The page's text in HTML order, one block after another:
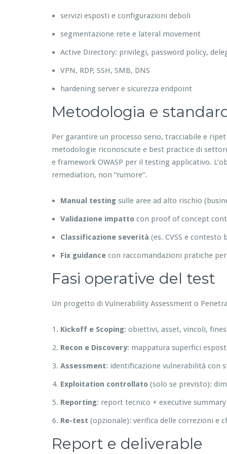
servizi esposti e configurazioni deboli
segmentazione rete e lateral movement
Active Directory: privilegi, password policy,
VPN, RDP, SSH, SMB, DNS
hardening server e sicurezza endpoint
Metodologia e
Per garantire un processo serio, tracciabile e
metodologie riconosciute e best practice di
e framework OWASP per il testing applicativo.
remediation, non “rumore”.
Manual testing sulle aree ad alto rischio
Validazione impatto con proof of concept
Classificazione severità (es. CVSS e contesto
Fix guidance con raccomandazioni pratiche
Fasi operative del test
Un progetto di Vulnerability Assessment o
Kickoff e Scoping: obiettivi, asset, vincoli,
Recon e Discovery: mappatura superfici
Assessment: identificazione vulnerabilità con
Exploitation controllato (solo se previsto):
Reporting: report tecnico + executive
Re-test (opzionale): verifica delle correzioni e
Report e deliverable